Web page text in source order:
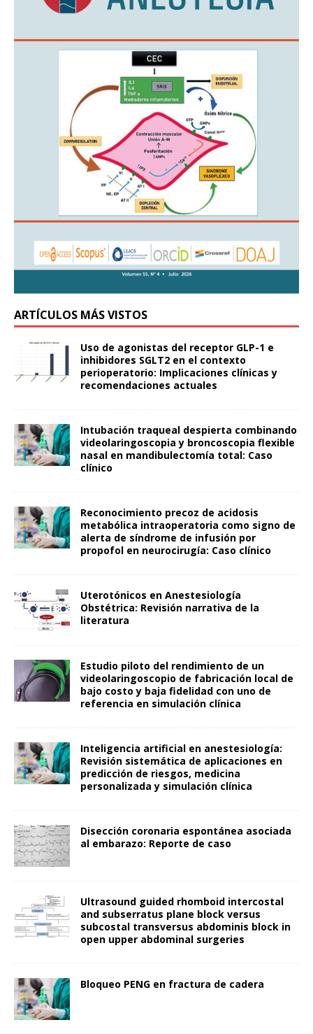
ARTÍCULOS MÁS VISTOS
Uso de agonistas del receptor GLP-1 e
inhibidores SGLT2 en el contexto
perioperatorio: Implicaciones clínicas y
recomendaciones actuales
Intubación traqueal despierta combinando
videolaringoscopia y broncoscopia flexible
nasal en mandibulectomía total: Caso
clínico
Reconocimiento precoz de acidosis
metabólica intraoperatoria como signo de
alerta de síndrome de infusión por
propofol en neurocirugía: Caso clínico
Uterotónicos en Anestesiología
Obstétrica: Revisión narrativa de la
literatura
Estudio piloto del rendimiento de un
videolaringoscopio de fabricación local de
bajo costo y baja fidelidad con uno de
referencia en simulación clínica
Inteligencia artificial en anestesiología:
Revisión sistemática de aplicaciones en
predicción de riesgos, medicina
personalizada y simulación clínica
Disección coronaria espontánea asociada
al embarazo: Reporte de caso
Ultrasound guided rhomboid intercostal
and subserratus plane block versus
subcostal transversus abdominis block in
open upper abdominal surgeries
Bloqueo PENG en fractura de cadera